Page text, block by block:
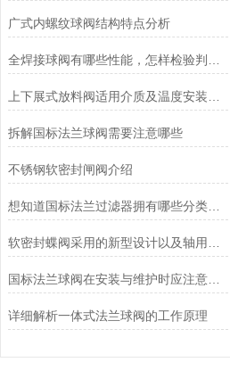
广式内螺纹球阀结构特点分析
拆解国标法兰球阀需要注意哪些
不锈钢软密封闸阀介绍
想知道国标法兰过滤器拥有哪些分类吗？
国标法兰球阀在安装与维护时应注意以下事项
详细解析一体式法兰球阀的工作原理